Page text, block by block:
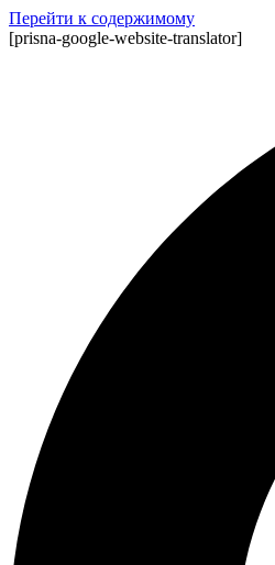
Перейти к содержимому
[prisna-google-website-translator]